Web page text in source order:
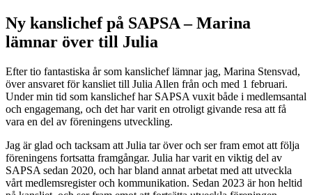
Ny kanslichef på SAPSA – Marina
lämnar över till Julia
Efter tio fantastiska år som kanslichef lämnar jag, Marina Stensvad,
över ansvaret för kansliet till Julia Allen från och med 1 februari.
Under min tid som kanslichef har SAPSA vuxit både i medlemsantal
och engagemang, och det har varit en otroligt givande resa att få
vara en del av föreningens utveckling.
Jag är glad och tacksam att Julia tar över och ser fram emot att följa
föreningens fortsatta framgångar. Julia har varit en viktig del av
SAPSA sedan 2020, och har bland annat arbetat med att utveckla
vårt medlemsregister och kommunikation. Sedan 2023 är hon heltid